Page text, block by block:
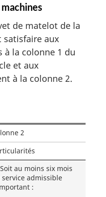
de matelot de la
satisfaire aux
à la colonne 1 du
et aux
à la colonne 2.
2
Soit au moins six mois
service admissible
: